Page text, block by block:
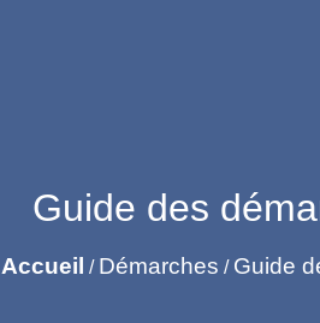
Guide des
Accueil / Démarches / Guide